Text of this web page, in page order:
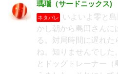
瑪瑙（サードニックス)
ネタバレ
いよいよ零と
かし朝から島田さんに
る。対局時間に遅れた
ね。知りませんでした
とドッグトレーナー